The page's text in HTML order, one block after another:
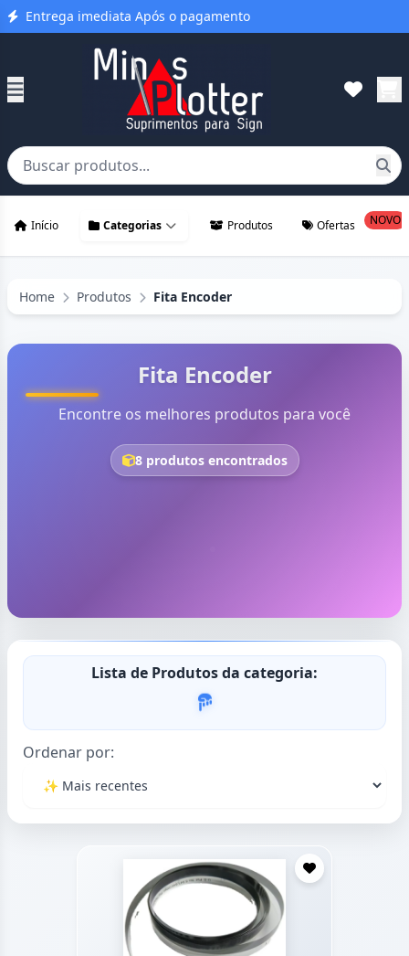
Entrega imediata Após o pagamento
Início Categorias Produtos Ofertas NOVO
Home Produtos Fita Encoder
Fita Encoder
Encontre os melhores produtos para você
8 produtos encontrados
Lista de Produtos da categoria:
Ordenar por: